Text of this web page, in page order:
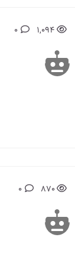
1,094
0
870
0